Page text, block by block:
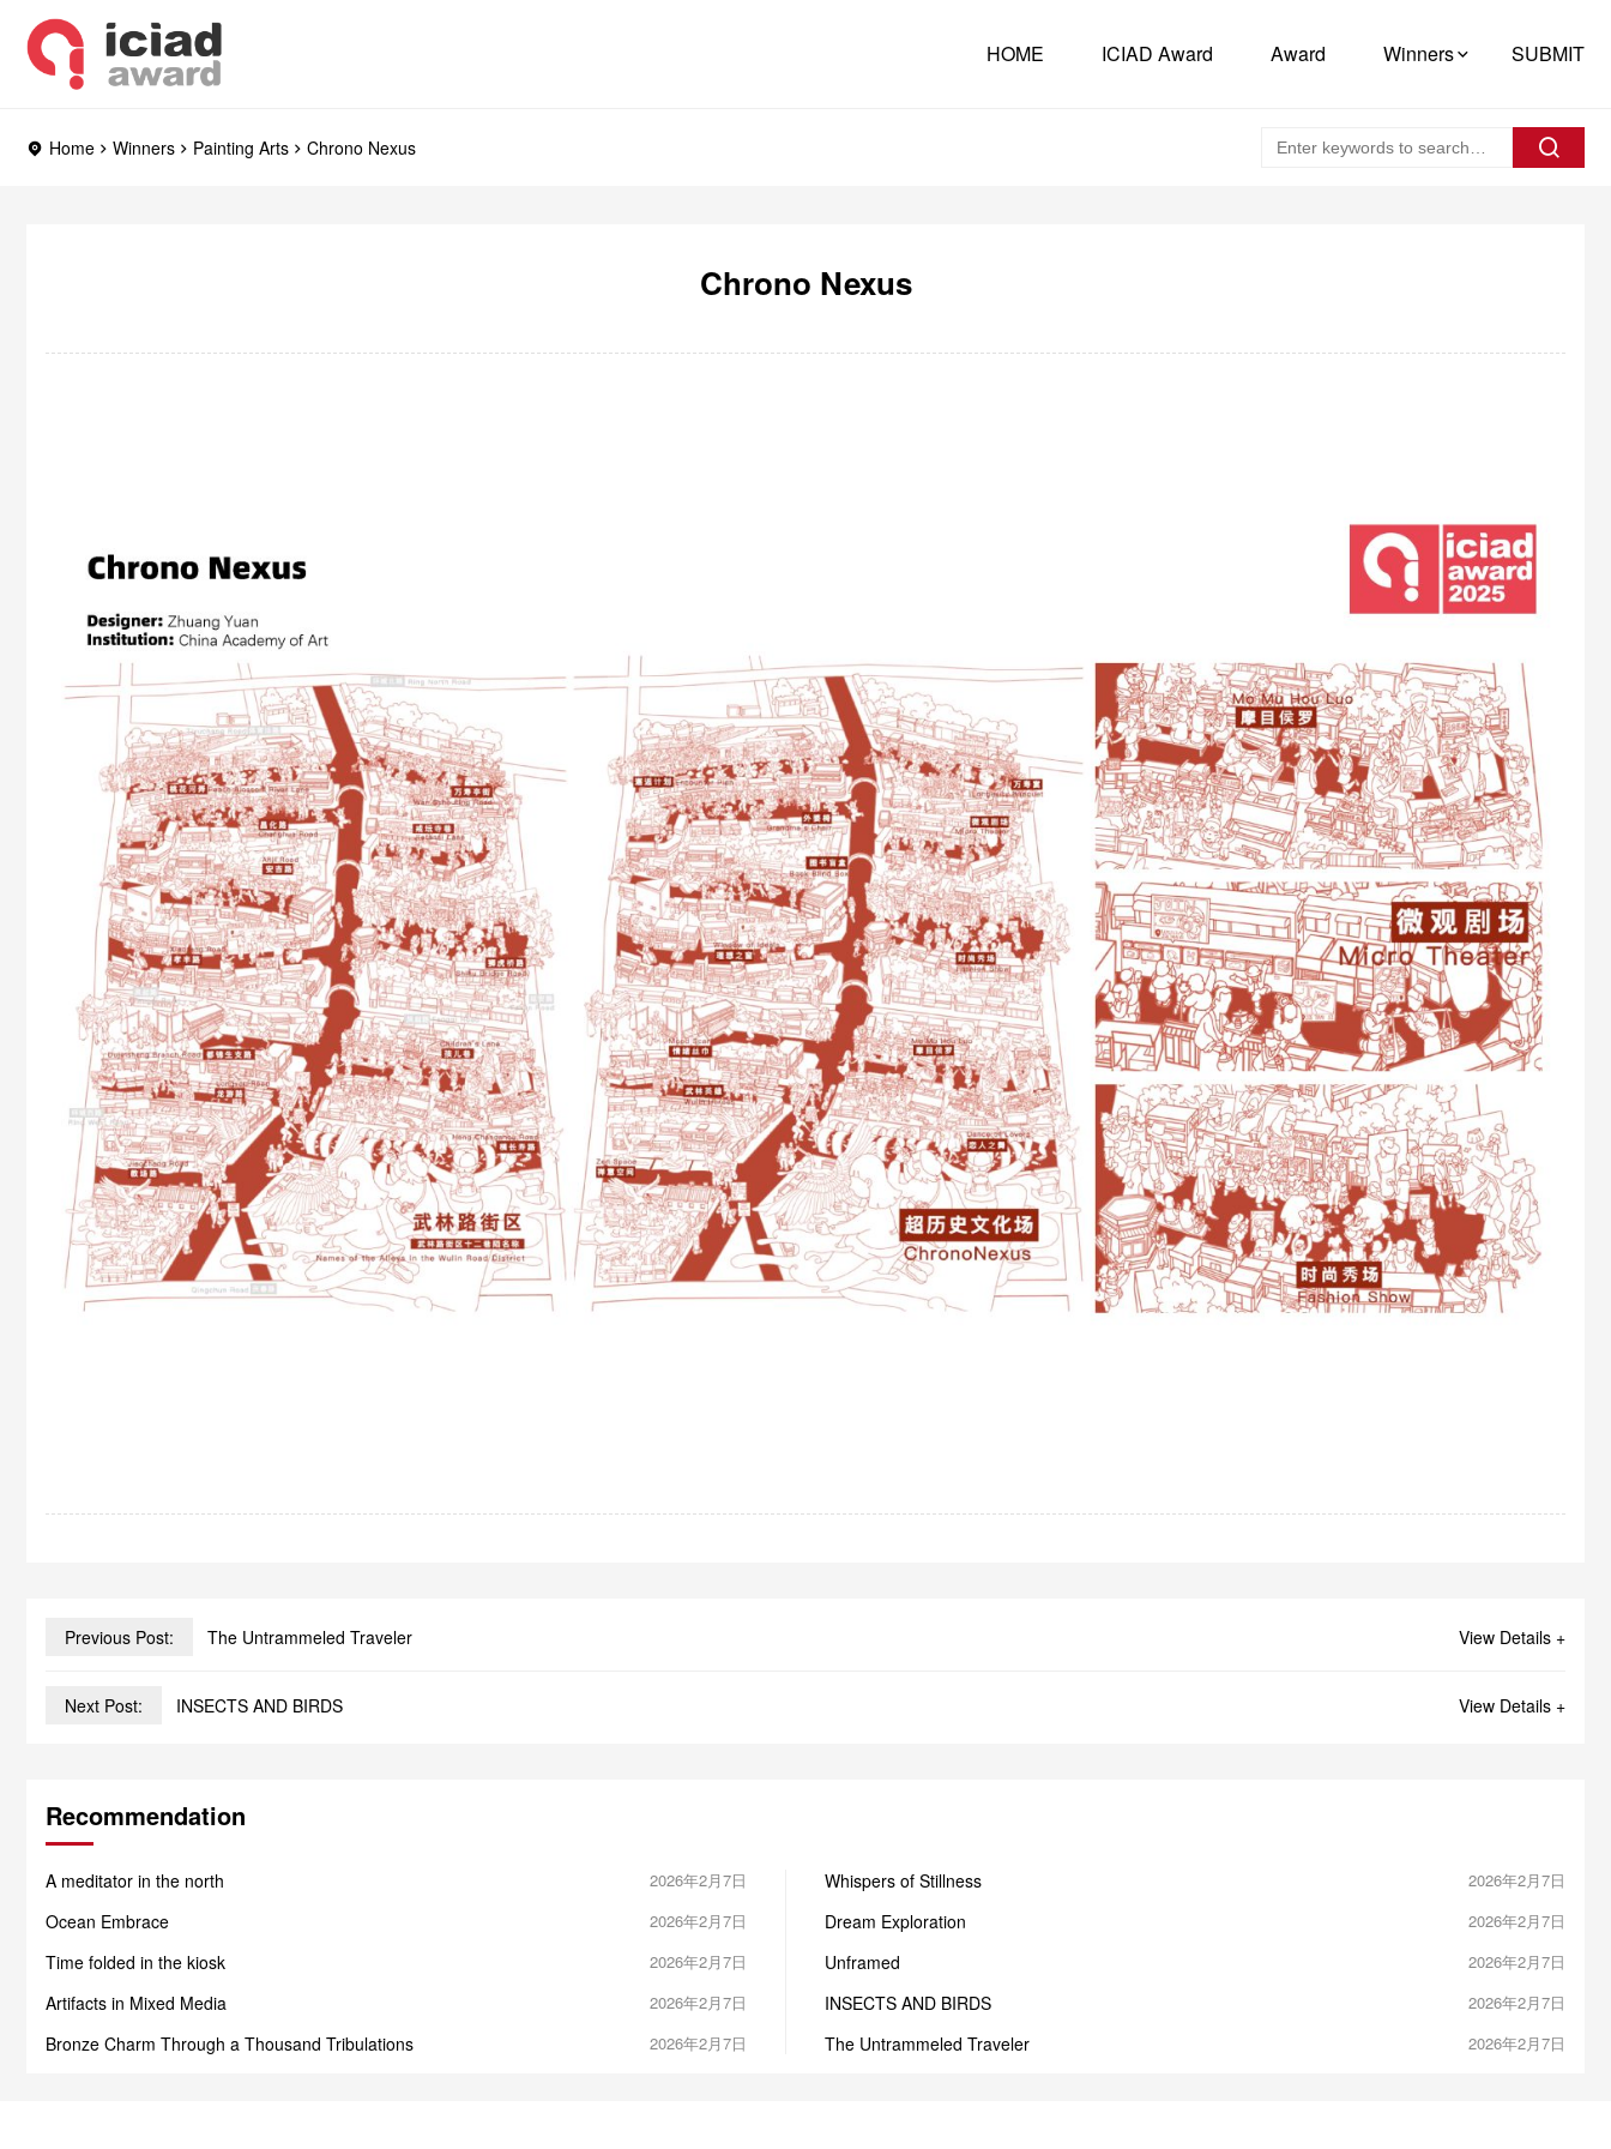
HOME ICIAD Award Award Winners SUBMIT
Home Winners Painting Arts Chrono Nexus
Chrono Nexus
Previous Post: View Details +
The Untrammeled Traveler
Next Post: View Details +
INSECTS AND BIRDS
Recommendation
A meditator in the north 2026年2月7日
Ocean Embrace 2026年2月7日
Time folded in the kiosk 2026年2月7日
Artifacts in Mixed Media 2026年2月7日
Bronze Charm Through a Thousand Tribulations 2026年2月7日
Whispers of Stillness 2026年2月7日
Dream Exploration 2026年2月7日
Unframed 2026年2月7日
INSECTS AND BIRDS 2026年2月7日
The Untrammeled Traveler 2026年2月7日